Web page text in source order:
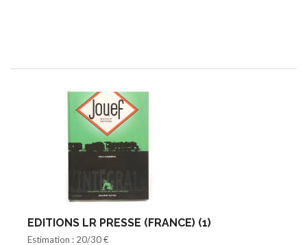
EDITIONS LR PRESSE (FRANCE) (1)
Estimation : 20/30 €